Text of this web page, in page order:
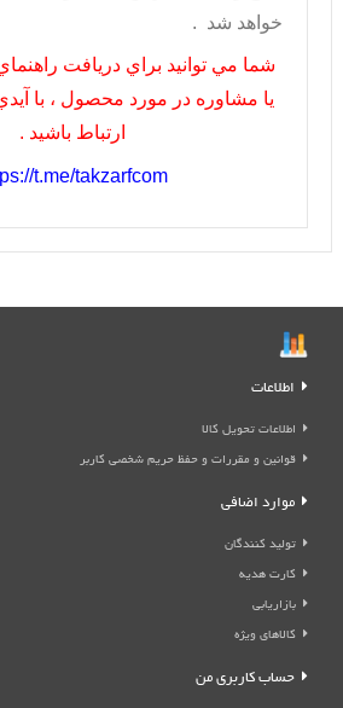
خواهد شد .
شما مي توانيد براي دريافت
يا مشاوره در مورد محصول ، با
ارتباط باشيد .
t.me/takzarfcom
اطلاعات
اطلاعات تحویل کالا
قوانین و مقررات و حفظ حریم شخصی کاربر
موارد اضافی
تولید کنندگان
کارت هدیه
بازاریابی
کالاهای ویژه
حساب کاربری من